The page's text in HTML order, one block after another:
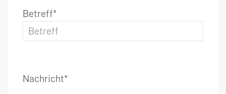
Betreff*
Nachricht*